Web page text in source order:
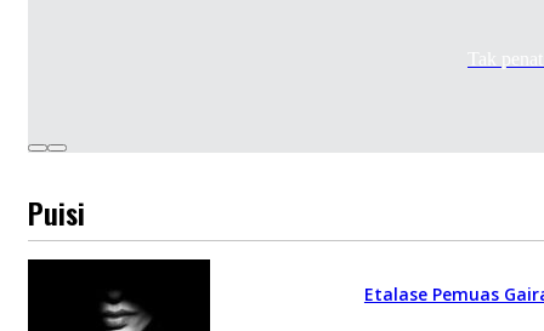
Tak
Puisi
Etalase Pemuas